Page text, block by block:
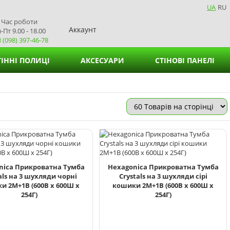
UA RU
Час роботи
Пт 9.00 - 18.00
(098) 397-46-78
Аккаунт
ПОЛИЦІ АКСЕСУАРИ
Підставки для вазонів
Підставки для серветок
СТІНОВІ ПАНЕЛІ
Прикроватна Тумба
на 3 шухляди чорні
2М+1В (600В х 600Ш х
254Г)
Hexagonica Прикроватна Тумба
Crystals на 3 шухляди сірі
кошики 2М+1В (600В х 600Ш х
254Г)